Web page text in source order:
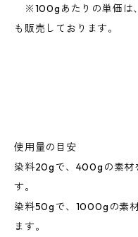
※100gあたりの単価は
も販売しております。
使用量の目安
染料20gで、400gの素材
す。
染料50gで、1000gの素
ます。